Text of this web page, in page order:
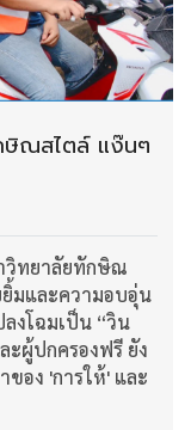
ษิณสไตล์ แง๊นๆ
วิทยาลัยทักษิณ
มและความอบอุ่น
งโฉมเป็น “วิน
ะผู้ปกครองฟรี ยัง
อง 'การให้' และ